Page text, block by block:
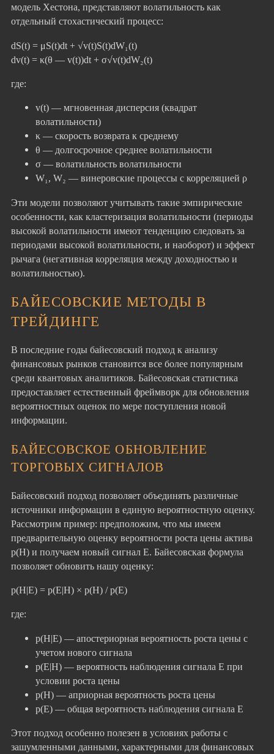
модель Хестона, представляют волатильность как
отдельный стохастический процесс:
dS(t) = μS(t)dt + √v(t)S(t)dW₁(t)
dv(t) = κ(θ — v(t))dt + σ√v(t)dW₂(t)
где:
v(t) — мгновенная дисперсия (квадрат
волатильности)
κ — скорость возврата к среднему
θ — долгосрочное среднее волатильности
σ — волатильность волатильности
W₁, W₂ — винеровские процессы с корреляцией ρ
Эти модели позволяют учитывать такие эмпирические
особенности, как кластеризация волатильности (периоды
высокой волатильности имеют тенденцию следовать за
периодами высокой волатильности, и наоборот) и эффект
рычага (негативная корреляция между доходностью и
волатильностью).
БАЙЕСОВСКИЕ МЕТОДЫ В
ТРЕЙДИНГЕ
В последние годы байесовский подход к анализу
финансовых рынков становится все более популярным
среди квантовых аналитиков. Байесовская статистика
предоставляет естественный фреймворк для обновления
вероятностных оценок по мере поступления новой
информации.
БАЙЕСОВСКОЕ ОБНОВЛЕНИЕ
ТОРГОВЫХ СИГНАЛОВ
Байесовский подход позволяет объединять различные
источники информации в единую вероятностную оценку.
Рассмотрим пример: предположим, что мы имеем
предварительную оценку вероятности роста цены актива
p(H) и получаем новый сигнал E. Байесовская формула
позволяет обновить нашу оценку:
p(H|E) = p(E|H) × p(H) / p(E)
где:
p(H|E) — апостериорная вероятность роста цены с
учетом нового сигнала
p(E|H) — вероятность наблюдения сигнала E при
условии роста цены
p(H) — априорная вероятность роста цены
p(E) — общая вероятность наблюдения сигнала E
Этот подход особенно полезен в условиях работы с
зашумленными данными, характерными для финансовых